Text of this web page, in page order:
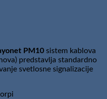
PM10 sistem kablova
predstavlja standardno
svetlosne signalizacije